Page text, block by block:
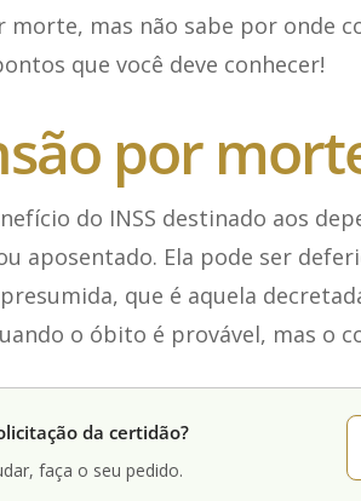
mas não sabe por onde
que você deve conhecer!
por
do INSS destinado aos
aposentado. Ela pode ser
que é aquela
o óbito é provável, mas o
da certidão?
faça o seu pedido.